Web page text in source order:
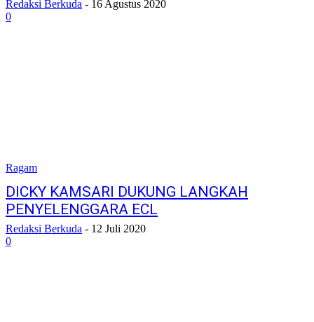
Redaksi Berkuda - 16 Agustus 2020
0
Ragam
DICKY KAMSARI DUKUNG LANGKAH
PENYELENGGARA ECL
Redaksi Berkuda - 12 Juli 2020
0